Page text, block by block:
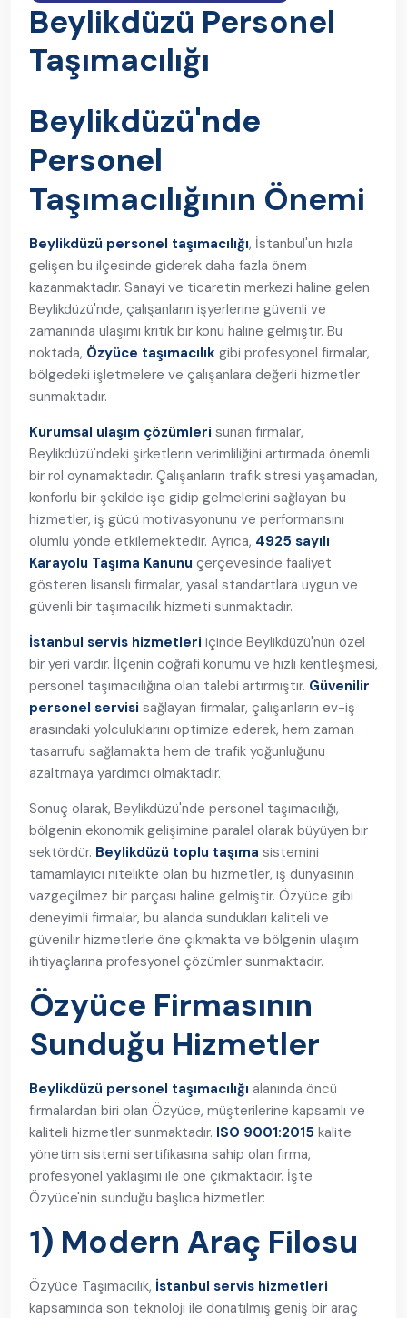
Beylikdüzü Personel
Taşımacılığı
Beylikdüzü'nde
Personel
Taşımacılığının Önemi
Beylikdüzü personel taşımacılığı, İstanbul'un hızla
gelişen bu ilçesinde giderek daha fazla önem
kazanmaktadır. Sanayi ve ticaretin merkezi haline gelen
Beylikdüzü'nde, çalışanların işyerlerine güvenli ve
zamanında ulaşımı kritik bir konu haline gelmiştir. Bu
noktada, Özyüce taşımacılık gibi profesyonel firmalar,
bölgedeki işletmelere ve çalışanlara değerli hizmetler
sunmaktadır.
Kurumsal ulaşım çözümleri sunan firmalar,
Beylikdüzü'ndeki şirketlerin verimliliğini artırmada önemli
bir rol oynamaktadır. Çalışanların trafik stresi yaşamadan,
konforlu bir şekilde işe gidip gelmelerini sağlayan bu
hizmetler, iş gücü motivasyonunu ve performansını
olumlu yönde etkilemektedir. Ayrıca, 4925 sayılı
Karayolu Taşıma Kanunu çerçevesinde faaliyet
gösteren lisanslı firmalar, yasal standartlara uygun ve
güvenli bir taşımacılık hizmeti sunmaktadır.
İstanbul servis hizmetleri içinde Beylikdüzü'nün özel
bir yeri vardır. İlçenin coğrafi konumu ve hızlı kentleşmesi,
personel taşımacılığına olan talebi artırmıştır. Güvenilir
personel servisi sağlayan firmalar, çalışanların ev-iş
arasındaki yolculuklarını optimize ederek, hem zaman
tasarrufu sağlamakta hem de trafik yoğunluğunu
azaltmaya yardımcı olmaktadır.
Sonuç olarak, Beylikdüzü'nde personel taşımacılığı,
bölgenin ekonomik gelişimine paralel olarak büyüyen bir
sektördür. Beylikdüzü toplu taşıma sistemini
tamamlayıcı nitelikte olan bu hizmetler, iş dünyasının
vazgeçilmez bir parçası haline gelmiştir. Özyüce gibi
deneyimli firmalar, bu alanda sundukları kaliteli ve
güvenilir hizmetlerle öne çıkmakta ve bölgenin ulaşım
ihtiyaçlarına profesyonel çözümler sunmaktadır.
Özyüce Firmasının
Sunduğu Hizmetler
Beylikdüzü personel taşımacılığı alanında öncü
firmalardan biri olan Özyüce, müşterilerine kapsamlı ve
kaliteli hizmetler sunmaktadır. ISO 9001:2015 kalite
yönetim sistemi sertifikasına sahip olan firma,
profesyonel yaklaşımı ile öne çıkmaktadır. İşte
Özyüce'nin sunduğu başlıca hizmetler:
1) Modern Araç Filosu
Özyüce Taşımacılık, İstanbul servis hizmetleri
kapsamında son teknoloji ile donatılmış geniş bir araç